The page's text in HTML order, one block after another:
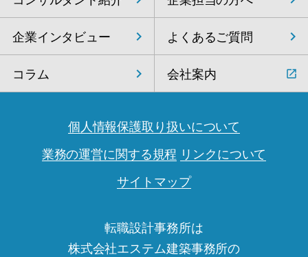
企業インタビュー よくあるご質問
コラム 会社案内
個人情報保護取り扱いについて
業務の運営に関する規程 リンクについて
サイトマップ
転職設計事務所は
株式会社エステム建築事務所の